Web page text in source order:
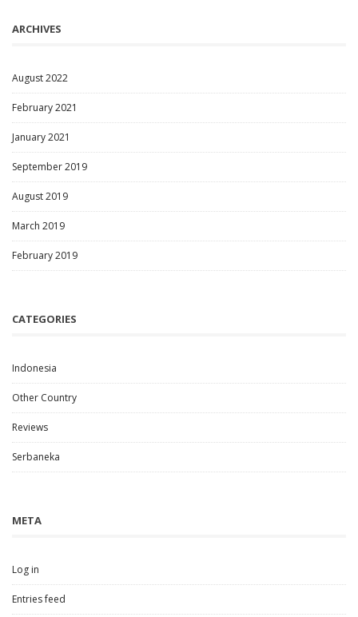
ARCHIVES
August 2022
February 2021
January 2021
September 2019
August 2019
March 2019
February 2019
CATEGORIES
Indonesia
Other Country
Reviews
Serbaneka
META
Log in
Entries feed